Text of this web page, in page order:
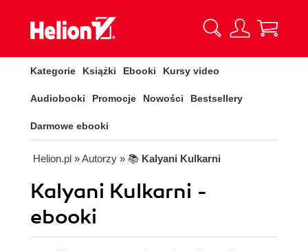
Kategorie Książki Ebooki Kursy video
Audiobooki Promocje Nowości Bestsellery
Darmowe ebooki
Helion.pl » Autorzy » 📚 Kalyani Kulkarni
Kalyani Kulkarni -
ebooki